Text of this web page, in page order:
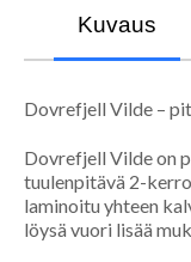
Kuvaus
Dovrefjell Vilde –
Dovrefjell Vilde on
tuulenpitävä 2-
laminoitu yhteen
löysä vuori lisää